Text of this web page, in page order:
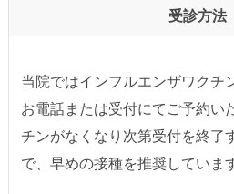
受診方法
当院ではインフルエンザワクチ
お電話または受付にてご予約い
チンがなくなり次第受付を終了
で、早めの接種を推奨しています